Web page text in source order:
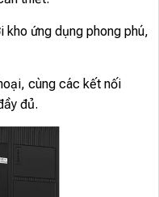
kho ứng dụng phong phú,
cùng các kết nối
đủ.